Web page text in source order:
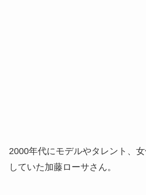
2000年代にモデルやタレント、
していた加藤ローサさん。